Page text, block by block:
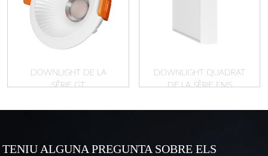
DOWNLIGHT DE LA
SÈRIE GT
DOWNLIGHT QUADRAT
DE LA SÈRIE EMS
TENIU ALGUNA PREGUNTA SOBRE ELS